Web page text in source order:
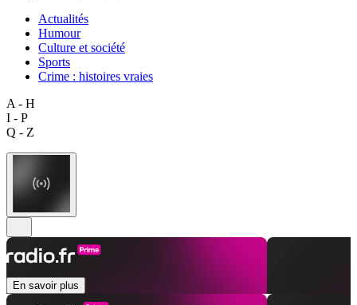
Actualités
Humour
Culture et société
Sports
Crime : histoires vraies
A - H
I - P
Q - Z
En savoir plus